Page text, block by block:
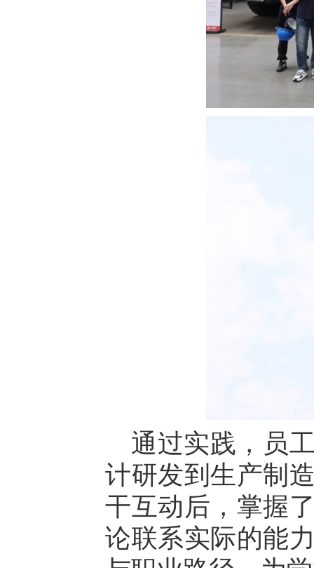
通过实践，员
计研发到生产制
干互动后，掌握
论联系实际的能